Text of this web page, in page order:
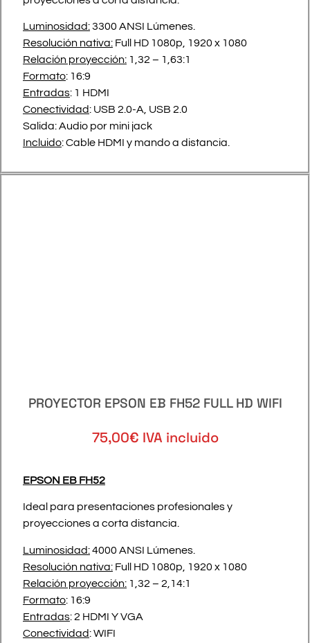
Luminosidad:3300 ANSI Lúmenes.
Resolución nativa: Full HD 1080p, 1920 x 1080
Relación proyección: 1,32 – 1,63:1
Formato: 16:9
Entradas: 1 HDMI
Conectividad: USB 2.0-A, USB 2.0
Salida: Audio por mini jack
Incluido: Cable HDMI y mando a distancia.
PROYECTOR EPSON EB FH52 FULL HD WIFI
75,00€ IVA incluido
EPSON EB FH52
Ideal para presentaciones profesionales y
proyecciones a corta distancia.
Luminosidad:4000 ANSI Lúmenes.
Resolución nativa: Full HD 1080p, 1920 x 1080
Relación proyección: 1,32 – 2,14:1
Formato: 16:9
Entradas: 2 HDMI Y VGA
Conectividad: WIFI